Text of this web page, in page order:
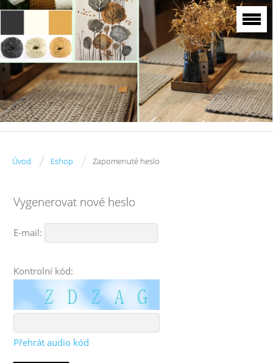
Úvod / Eshop / Zapomenuté heslo
Vygenerovat nové heslo
E-mail:
Kontrolní kód:
Přehrát audio kód